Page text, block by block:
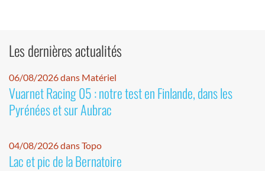
Les dernières actualités
06/08/2026 dans Matériel
Vuarnet Racing 05 : notre test en Finlande, dans les
Pyrénées et sur Aubrac
04/08/2026 dans Topo
Lac et pic de la Bernatoire